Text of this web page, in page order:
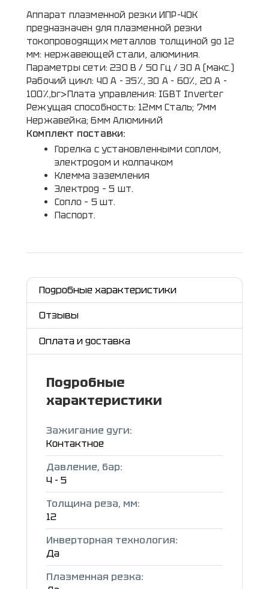
Аппарат плазменной резки ИПР-40К
предназначен для плазменной резки
токопроводящих металлов толщиной до 12
мм: нержавеющей стали, алюминия.
Параметры сети: 230 В / 50 Гц / 30 A (макс.)
Рабочий цикл: 40 A - 35%, 30 A - 60%, 20 A -
100%,br>Плата управления: IGBT Inverter
Режущая способность: 12мм Сталь; 7мм
Нержавейка; 6мм Алюминий
Комплект поставки:
Горелка с установленными соплом,
электродом и колпачком
Клемма заземления
Электрод – 5 шт.
Сопло – 5 шт.
Паспорт.
Подробные характеристики
Отзывы
Оплата и доставка
Подробные
характеристики
Зажигание дуги:
Контактное
Давление, бар:
4 - 5
Толщина реза, мм:
12
Инверторная технология:
Да
Плазменная резка: